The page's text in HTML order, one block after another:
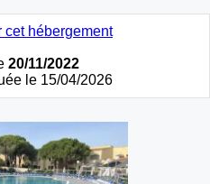
cet hébergement
20/11/2022
le 15/04/2026